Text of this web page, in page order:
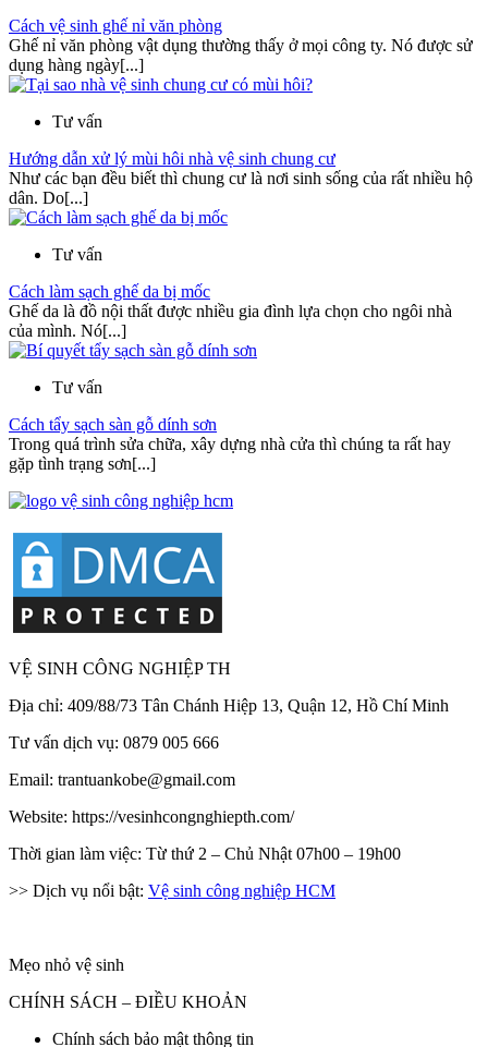
Cách vệ sinh ghế nỉ văn phòng
Ghế nỉ văn phòng vật dụng thường thấy ở mọi công ty. Nó được sử
dụng hàng ngày[...]
Tư vấn
Hướng dẫn xử lý mùi hôi nhà vệ sinh chung cư
Như các bạn đều biết thì chung cư là nơi sinh sống của rất nhiều hộ
dân. Do[...]
Tư vấn
Cách làm sạch ghế da bị mốc
Ghế da là đồ nội thất được nhiều gia đình lựa chọn cho ngôi nhà
của mình. Nó[...]
Tư vấn
Cách tẩy sạch sàn gỗ dính sơn
Trong quá trình sửa chữa, xây dựng nhà cửa thì chúng ta rất hay
gặp tình trạng sơn[...]
VỆ SINH CÔNG NGHIỆP TH
Địa chỉ: 409/88/73 Tân Chánh Hiệp 13, Quận 12, Hồ Chí Minh
Tư vấn dịch vụ: 0879 005 666
Email: trantuankobe@gmail.com
Website: https://vesinhcongnghiepth.com/
Thời gian làm việc: Từ thứ 2 – Chủ Nhật 07h00 – 19h00
>> Dịch vụ nổi bật: Vệ sinh công nghiệp HCM
Mẹo nhỏ vệ sinh
CHÍNH SÁCH – ĐIỀU KHOẢN
Chính sách bảo mật thông tin